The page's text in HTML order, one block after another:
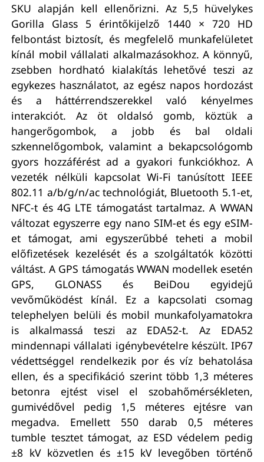
SKU alapján kell ellenőrizni. Az 5,5 hüvelykes
Gorilla Glass 5 érintőkijelző 1440 × 720 HD
felbontást biztosít, és megfelelő munkafelületet
kínál mobil vállalati alkalmazásokhoz. A könnyű,
zsebben hordható kialakítás lehetővé teszi az
egykezes használatot, az egész napos hordozást
és a háttérrendszerekkel való kényelmes
interakciót. Az öt oldalsó gomb, köztük a
hangerőgombok, a jobb és bal oldali
szkennelőgombok, valamint a bekapcsológomb
gyors hozzáférést ad a gyakori funkciókhoz. A
vezeték nélküli kapcsolat Wi-Fi tanúsított IEEE
802.11 a/b/g/n/ac technológiát, Bluetooth 5.1-et,
NFC-t és 4G LTE támogatást tartalmaz. A WWAN
változat egyszerre egy nano SIM-et és egy eSIM-
et támogat, ami egyszerűbbé teheti a mobil
előfizetések kezelését és a szolgáltatók közötti
váltást. A GPS támogatás WWAN modellek esetén
GPS, GLONASS és BeiDou egyidejű
vevőműködést kínál. Ez a kapcsolati csomag
telephelyen belüli és mobil munkafolyamatokra
is alkalmassá teszi az EDA52-t. Az EDA52
mindennapi vállalati igénybevételre készült. IP67
védettséggel rendelkezik por és víz behatolása
ellen, és a specifikáció szerint több 1,3 méteres
betonra ejtést visel el szobahőmérsékleten,
gumivédővel pedig 1,5 méteres ejtésre van
megadva. Emellett 550 darab 0,5 méteres
tumble tesztet támogat, az ESD védelem pedig
±8 kV közvetlen és ±15 kV levegőben történő